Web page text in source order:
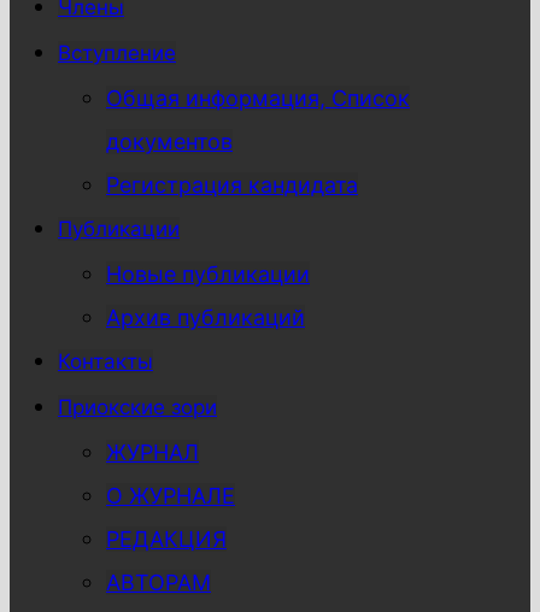
Члены
Вступление
Общая информация, Список
документов
Регистрация кандидата
Публикации
Новые публикации
Архив публикаций
Контакты
Приокские зори
ЖУРНАЛ
О ЖУРНАЛЕ
РЕДАКЦИЯ
АВТОРАМ